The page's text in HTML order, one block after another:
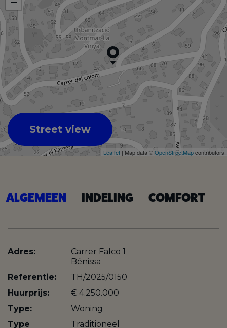
Leaflet | Map data ©OpenStreetMapcontributors
Street view
ALGEMEEN INDELING COMFORT
Adres:
Carrer Falco 1
Bénissa
Referentie:
TH/2025/0150
Huurprijs:
€ 4.250.000
Type:
Woning
Type
Traditioneel